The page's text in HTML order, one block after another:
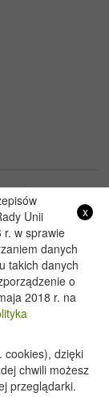
w Lublinie
x
Unii
r. w sprawie
danych
takich danych
o
2018 r. na
cookies), dzięki
chwili możesz
przeglądarki.